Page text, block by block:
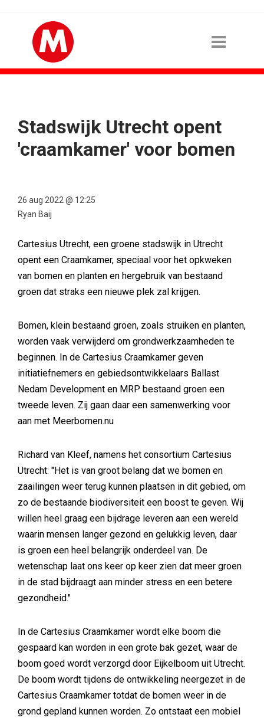
Stadswijk Utrecht opent
'craamkamer' voor bomen
26 aug 2022 @ 12:25
Ryan Baij
Cartesius Utrecht, een groene stadswijk in Utrecht
opent een Craamkamer, speciaal voor het opkweken
van bomen en planten en hergebruik van bestaand
groen dat straks een nieuwe plek zal krijgen.
Bomen, klein bestaand groen, zoals struiken en planten,
worden vaak verwijderd om grondwerkzaamheden te
beginnen. In de Cartesius Craamkamer geven
initiatiefnemers en gebiedsontwikkelaars Ballast
Nedam Development en MRP bestaand groen een
tweede leven. Zij gaan daar een samenwerking voor
aan met Meerbomen.nu
Richard van Kleef, namens het consortium Cartesius
Utrecht: "Het is van groot belang dat we bomen en
zaailingen weer terug kunnen plaatsen in dit gebied, om
zo de bestaande biodiversiteit een boost te geven. Wij
willen heel graag een bijdrage leveren aan een wereld
waarin mensen langer gezond en gelukkig leven, daar
is groen een heel belangrijk onderdeel van. De
wetenschap laat ons keer op keer zien dat meer groen
in de stad bijdraagt aan minder stress en een betere
gezondheid."
In de Cartesius Craamkamer wordt elke boom die
gespaard kan worden in een grote bak gezet, waar de
boom goed wordt verzorgd door Eijkelboom uit Utrecht.
De boom wordt tijdens de ontwikkeling neergezet in de
Cartesius Craamkamer totdat de bomen weer in de
grond gepland kunnen worden. Zo ontstaat een mobiel